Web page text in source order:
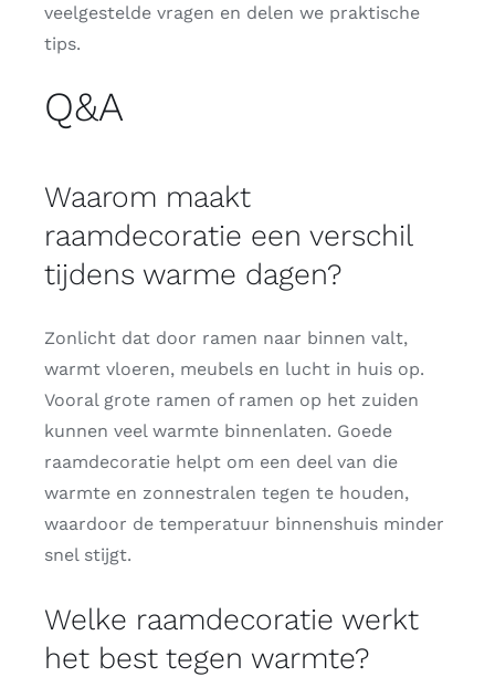
veelgestelde vragen en delen we praktische
tips.
Q&A
Waarom maakt
raamdecoratie een verschil
tijdens warme dagen?
Zonlicht dat door ramen naar binnen valt,
warmt vloeren, meubels en lucht in huis op.
Vooral grote ramen of ramen op het zuiden
kunnen veel warmte binnenlaten. Goede
raamdecoratie helpt om een deel van die
warmte en zonnestralen tegen te houden,
waardoor de temperatuur binnenshuis minder
snel stijgt.
Welke raamdecoratie werkt
het best tegen warmte?